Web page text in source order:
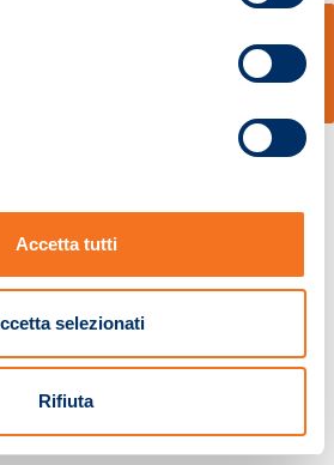
Accetta tutti
selezionati
Rifiuta
n.155974 - Cap.Soc. € 2.000.000,00 i.v. La
D.lgs. 231/01